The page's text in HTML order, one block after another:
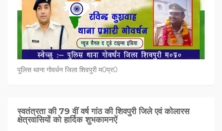
पुलिस थाना गोवर्धन जिला शिवपुरी म0प्र0
स्वतंत्रता की 79 वीं वर्ष गांठ की शिवपुरी जिले एवं कोलारस
क्षेत्रवासियों को हार्दिक शुभकामनऐं